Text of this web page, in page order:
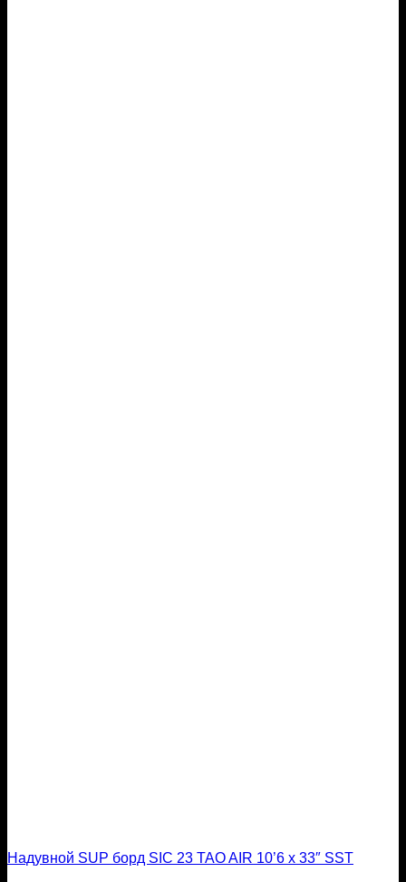
Надувной SUP борд SIC 23 TAO AIR 10’6 x 33″ SST